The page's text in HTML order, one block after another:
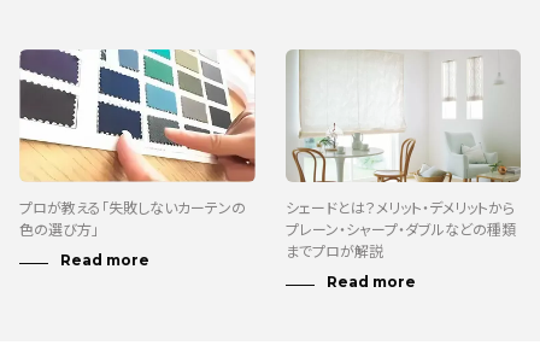
プロが教える「失敗しないカーテンの
色の選び方」
シェードとは？メリット・デメリットから
プレーン・シャープ・ダブルなどの種類
までプロが解説